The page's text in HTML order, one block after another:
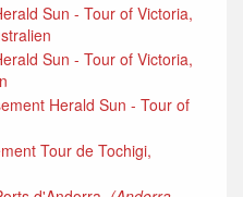
Sun - Tour of Victoria,
Sun - Tour of Victoria,
Herald Sun - Tour of
Tour de Tochigi,